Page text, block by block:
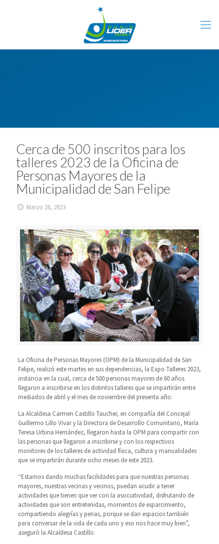
Cerca de 500 inscritos para los
talleres 2023 de la Oficina de
Personas Mayores de la
Municipalidad de San Felipe
Marzo 28, 2023
La Oficina de Personas Mayores (OPM) de la Municipalidad de San
Felipe, realizó este martes en sus dependencias, la Expo Talleres 2023,
instancia en la cual, cerca de 500 personas mayores de 60 años
llegaron a inscribirse en los distintos talleres que se impartirán entre
mediados de abril y el mes de noviembre del presenta año.
La Alcaldesa Carmen Castillo Taucher, en compañía del Concejal
Guillermo Lillo Vivar y la Directora de Desarrollo Comunitario, María
Teresa Urbina Hernández, llegaron hasta la OPM para compartir con
las personas que llegaron a inscribirse y con los respectivos
monitores de los talleres de actividad física, cultura y manualidades
que se impartirán durante ocho meses de este 2023.
“Estamos dando muchas facilidades para que nuestras personas
mayores, nuestras vecinas y vecinos, puedan acudir a tener
actividades que tienen que ver con la asociatividad, disfrutando de
actividades que son entretenidas, momentos de esparcimiento,
compartiendo alegrías y penas, porque se dan espacios también
para conversar de la vida de cada uno y eso nos hace muy bien”,
aseguró la Alcaldesa Castillo.